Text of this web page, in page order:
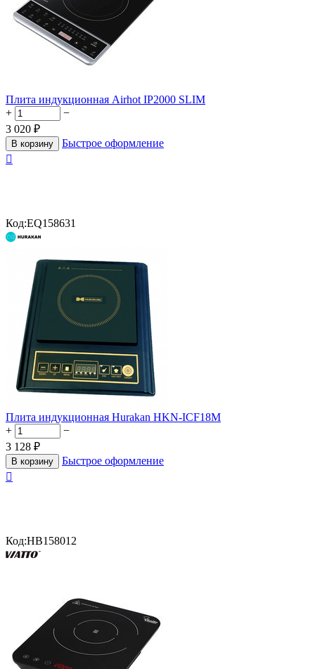
Плита индукционная Airhot IP2000 SLIM
+
−
3 020 ₽
В корзину
Быстрое оформление

Код:EQ158631
Плита индукционная Hurakan HKN-ICF18M
+
−
3 128 ₽
В корзину
Быстрое оформление

Код:HB158012